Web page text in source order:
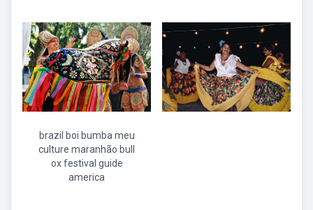
brazil boi bumba meu
culture maranhão bull
ox festival guide
america